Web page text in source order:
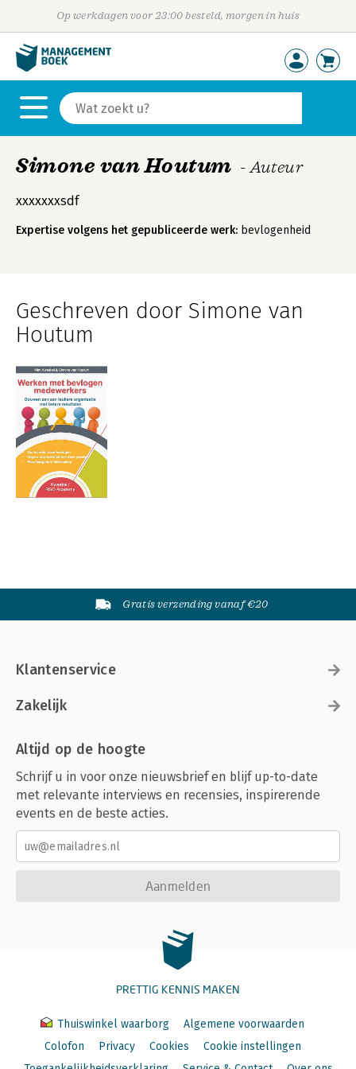
Op werkdagen voor 23:00 besteld, morgen in huis
Simone van Houtum - Auteur
xxxxxxxsdf
Expertise volgens het gepubliceerde werk: bevlogenheid
Geschreven door Simone van
Houtum
Gratis verzending vanaf €20
Klantenservice
Zakelijk
Altijd op de hoogte
Schrijf u in voor onze nieuwsbrief en blijf up-to-date
met relevante interviews en recensies, inspirerende
events en de beste acties.
Aanmelden
PRETTIG KENNIS MAKEN
Thuiswinkel waarborg
Algemene voorwaarden
Colofon
Privacy Cookies
Cookie instellingen